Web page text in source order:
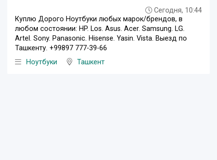
Сегодня, 10:44
Куплю Дорого Ноутбуки любых марок/брендов, в
любом состоянии: HP. Los. Asus. Acer. Samsung. LG.
Artel. Sony. Panasonic. Hisense. Yasin. Vista. Выезд по
Ташкенту. +99897 777-39-66
Ноутбуки
Ташкент